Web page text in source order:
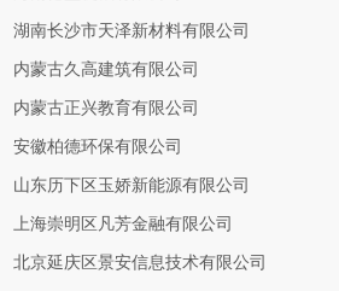
湖南长沙市天泽新材料有限公司
内蒙古久高建筑有限公司
内蒙古正兴教育有限公司
安徽柏德环保有限公司
山东历下区玉娇新能源有限公司
上海崇明区凡芳金融有限公司
北京延庆区景安信息技术有限公司